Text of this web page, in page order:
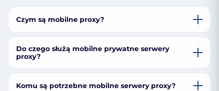
Czym są mobilne proxy?
Do czego służą mobilne prywatne serwery
proxy?
Komu są potrzebne mobilne serwery proxy?